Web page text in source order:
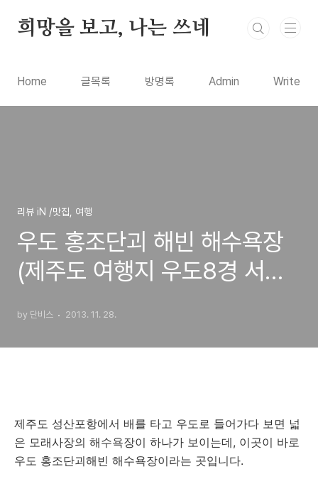
희망을 보고, 나는 쓰네
Home 글목록 방명록 Admin Write
리뷰 iN /맛집, 여행
우도 홍조단괴 해빈 해수욕장
(제주도 여행지 우도8경 서빈
미는?
by 단비스 2013. 11. 28.
제주도 성산포항에서 배를 타고 우도로 들어가다 보면 넓
은 모래사장의 해수욕장이 하나가 보이는데, 이곳이 바로
우도 홍조단괴해빈 해수욕장이라는 곳입니다.